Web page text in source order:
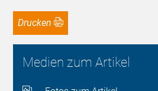
Drucken
Medien zum Artikel